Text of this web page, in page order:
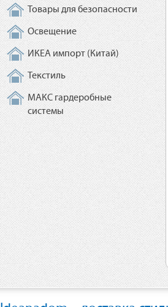
Товары для безопасности
Освещение
ИКЕА импорт (Китай)
Текстиль
МАКС гардеробные
системы